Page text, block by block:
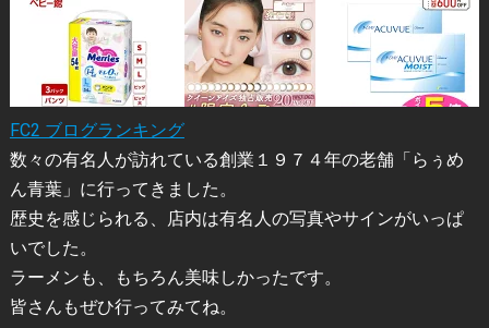
FC2 ブログランキング
数々の有名人が訪れている創業１９７４年の老舗「らぅめ
ん青葉」に行ってきました。
歴史を感じられる、店内は有名人の写真やサインがいっぱ
いでした。
ラーメンも、もちろん美味しかったです。
皆さんもぜひ行ってみてね。